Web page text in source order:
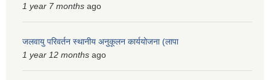
1 year 7 months ago
जलवायु परिवर्तन स्थानीय अनुकूलन कार्ययोजना (लापा
1 year 12 months ago